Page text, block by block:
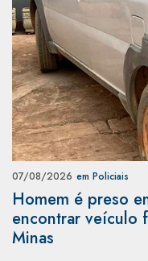
07/08/2026 em Policiais
Homem é preso
encontrar veículo
Minas